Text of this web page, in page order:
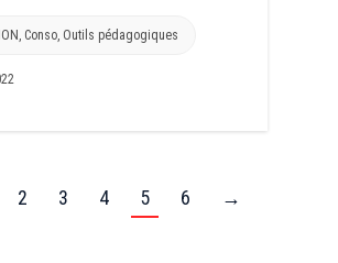
, Conso, Outils pédagogiques
2 3 4 5 6 →